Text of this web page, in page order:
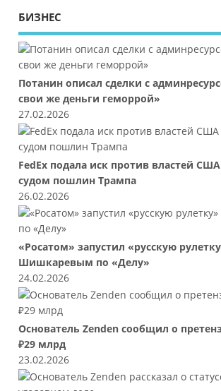
БИЗНЕС
Потанин описал сделки с
свои же деньги геморрой»
27.02.2026
FedEx подала иск против властей
судом пошлин Трампа
26.02.2026
«Росатом» запустил «русскую
Шишкаревым по «Делу»
24.02.2026
Основатель Zenden сообщил о
₽29 млрд
23.02.2026